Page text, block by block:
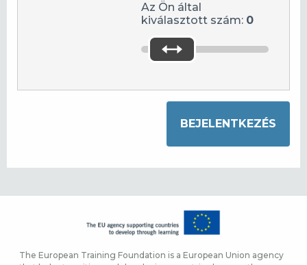
Az Ön által
kiválasztott szám: 0
The European Training Foundation is a European Union agency